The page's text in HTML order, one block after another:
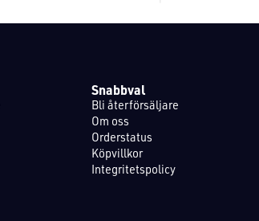
Snabbval
Bli återförsäljare
Om oss
Orderstatus
Köpvillkor
Integritetspolicy